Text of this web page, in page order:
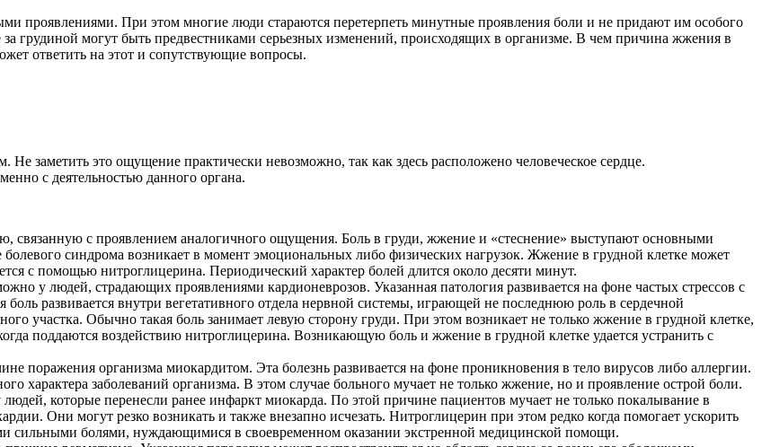
проявлениями. При этом многие люди стараются перетерпеть минутные проявления боли и не придают им особого
грудиной могут быть предвестниками серьезных изменений, происходящих в организме. В чем причина жжения в
ответить на этот и сопутствующие вопросы.
заметить это ощущение практически невозможно, так как здесь расположено человеческое сердце.
с деятельностью данного органа.
связанную с проявлением аналогичного ощущения. Боль в груди, жжение и «стеснение» выступают основными
синдрома возникает в момент эмоциональных либо физических нагрузок. Жжение в грудной клетке может
с помощью нитроглицерина. Периодический характер болей длится около десяти минут.
у людей, страдающих проявлениями кардионеврозов. Указанная патология развивается на фоне частых стрессов с
развивается внутри вегетативного отдела нервной системы, играющей не последнюю роль в сердечной
участка. Обычно такая боль занимает левую сторону груди. При этом возникает не только жжение в грудной клетке,
поддаются воздействию нитроглицерина. Возникающую боль и жжение в грудной клетке удается устранить с
поражения организма миокардитом. Эта болезнь развивается на фоне проникновения в тело вирусов либо аллергии.
характера заболеваний организма. В этом случае больного мучает не только жжение, но и проявление острой боли.
которые перенесли ранее инфаркт миокарда. По этой причине пациентов мучает не только покалывание в
Они могут резко возникать и также внезапно исчезать. Нитроглицерин при этом редко когда помогает ускорить
сильными болями, нуждающимися в своевременном оказании экстренной медицинской помощи.